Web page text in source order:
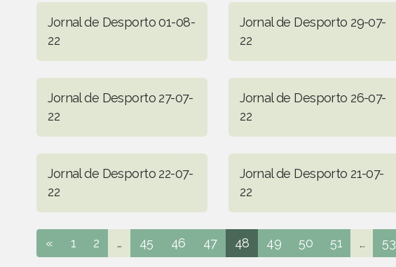
Jornal de Desporto 01-08-
22
Jornal de Desporto 29-07-
22
Jornal de Desporto 27-07-
22
Jornal de Desporto 26-07-
22
Jornal de Desporto 22-07-
22
Jornal de Desporto 21-07-
22
« 1 2 ... 45 46 47 48 49 50 51 ... 53